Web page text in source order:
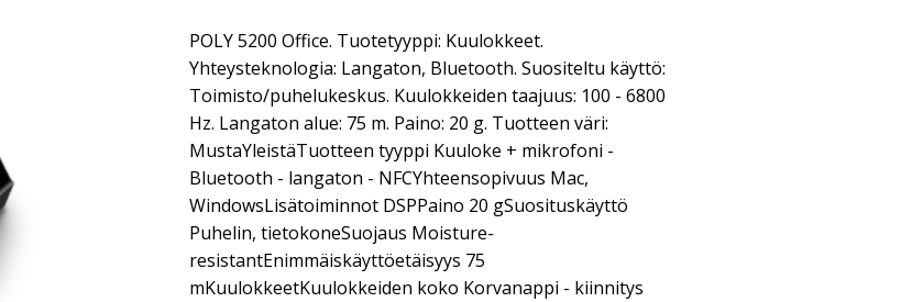
POLY 5200 Office. Tuotetyyppi: Kuulokkeet.
Yhteysteknologia: Langaton, Bluetooth. Suositeltu käyttö:
Toimisto/puhelukeskus. Kuulokkeiden taajuus: 100 - 6800
Hz. Langaton alue: 75 m. Paino: 20 g. Tuotteen väri:
MustaYleistäTuotteen tyyppi Kuuloke + mikrofoni -
Bluetooth - langaton - NFCYhteensopivuus Mac,
WindowsLisätoiminnot DSPPaino 20 gSuosituskäyttö
Puhelin, tietokoneSuojaus Moisture-
resistantEnimmäiskäyttöetäisyys 75
mKuulokkeetKuulokkeiden koko Korvanappi - kiinnitys